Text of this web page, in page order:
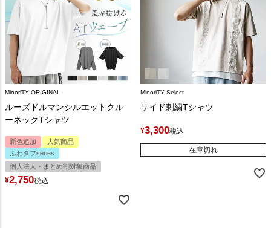
MinoriTY ORIGINAL
ルーズドルマンシルエットクル
ーネックTシャツ
新色追加
人気商品
ふわタフseries
個人法人・まとめ割対象商品
¥2,750税込
MinoriTY Select
サイド刺繍Tシャツ
¥3,300税込
在庫切れ